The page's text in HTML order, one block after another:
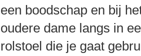
een boodschap en bij
oudere dame langs in
rolstoel die je gaat